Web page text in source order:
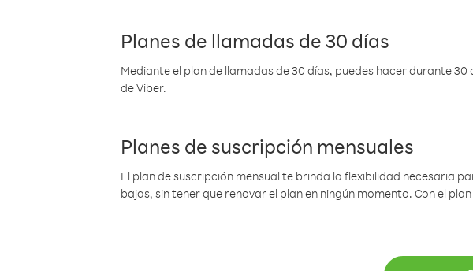
Planes de llamadas de 30 días
Mediante el plan de llamadas de 30 días, puedes hacer durante
de Viber.
Planes de suscripción mensuales
El plan de suscripción mensual te brinda la flexibilidad necesaria
bajas, sin tener que renovar el plan en ningún momento. Con el